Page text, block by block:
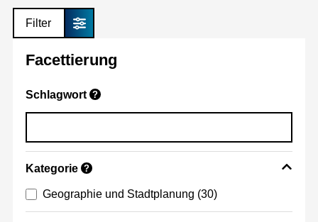
Filter
Facettierung
Schlagwort ?
Kategorie ?
Geographie und Stadtplanung (30)